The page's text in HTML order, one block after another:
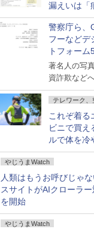
漏えいは「
警察庁ら、
フーなどデ
トフォーム
し詐欺広告
著名人の写
資詐欺など
テレワーク、
これぞ着
ビニで買え
ルで体を冷
ストがロー
どいい【ぼ
ど！その14
やじうまWatch
人類はもうお呼びじゃ
スサイトがAIクローラ
を開始
やじうまWatch